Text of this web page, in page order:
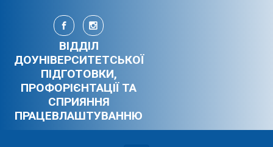
Skip to main content
ВІДДІЛ
ДОУНІВЕРСИТЕТСЬКОЇ
ПІДГОТОВКИ,
ПРОФОРІЄНТАЦІЇ ТА
СПРИЯННЯ
ПРАЦЕВЛАШТУВАННЮ